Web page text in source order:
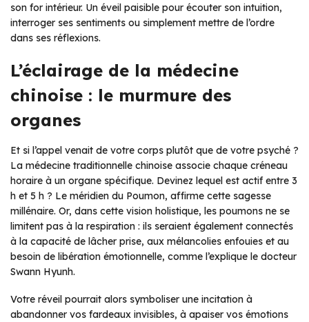
son for intérieur. Un éveil paisible pour écouter son intuition,
interroger ses sentiments ou simplement mettre de l’ordre
dans ses réflexions.
L’éclairage de la médecine
chinoise : le murmure des
organes
Et si l’appel venait de votre corps plutôt que de votre psyché ?
La médecine traditionnelle chinoise associe chaque créneau
horaire à un organe spécifique. Devinez lequel est actif entre 3
h et 5 h ? Le méridien du Poumon, affirme cette sagesse
millénaire. Or, dans cette vision holistique, les poumons ne se
limitent pas à la respiration : ils seraient également connectés
à la capacité de lâcher prise, aux mélancolies enfouies et au
besoin de libération émotionnelle, comme l’explique le docteur
Swann Hyunh.
Votre réveil pourrait alors symboliser une incitation à
abandonner vos fardeaux invisibles, à apaiser vos émotions